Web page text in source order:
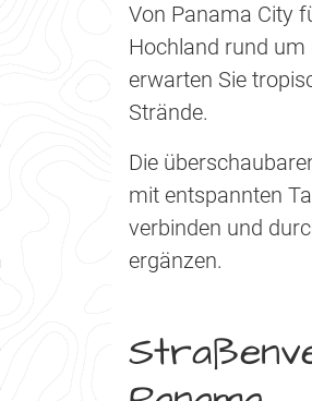
Von Panama City
Hochland rund um
erwarten Sie
Strände.
Die
mit entspannten
verbinden und
ergänzen.